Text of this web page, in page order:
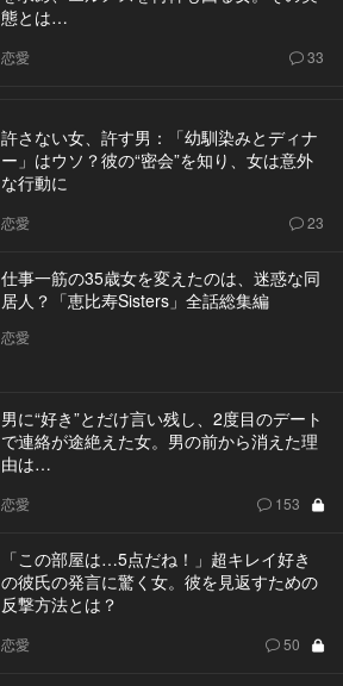
態とは…
恋愛 33
許さない女、許す男：「幼馴染みとディナ
ー」はウソ？彼の“密会”を知り、女は意外
な行動に
恋愛 23
仕事一筋の35歳女を変えたのは、迷惑な同
居人？「恵比寿Sisters」全話総集編
恋愛
男に“好き”とだけ言い残し、2度目のデート
で連絡が途絶えた女。男の前から消えた理
由は…
恋愛 153
「この部屋は…5点だね！」超キレイ好き
の彼氏の発言に驚く女。彼を見返すための
反撃方法とは？
恋愛 50